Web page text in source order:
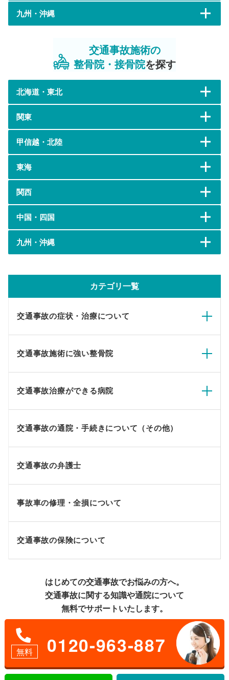
九州・沖縄
交通事故施術の
整骨院・接骨院を探す
北海道・東北
関東
甲信越・北陸
東海
関西
中国・四国
九州・沖縄
カテゴリ一覧
交通事故の症状・治療について
交通事故施術に強い整骨院
交通事故治療ができる病院
交通事故の通院・手続きについて（その他）
交通事故の弁護士
事故車の修理・全損について
交通事故の保険について
はじめての交通事故でお悩みの方へ。
交通事故に関する知識や通院について
無料でサポートいたします。
無料 0120-963-887